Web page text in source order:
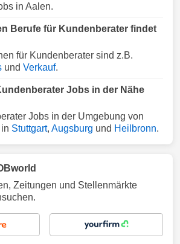
in Aalen.
Berufe für Kundenberater findet
für Kundenberater sind z.B.
und Verkauf.
Jobs in der Nähe
Jobs in der Umgebung von
Stuttgart, Augsburg und Heilbronn.
Zeitungen und Stellenmärkte